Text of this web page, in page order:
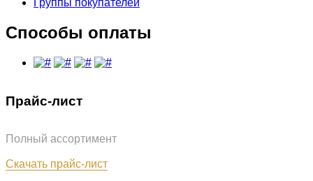
Группы покупателей
Способы оплаты
Прайс-лист
Полный ассортимент
Скачать прайс-лист